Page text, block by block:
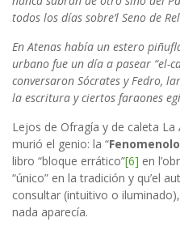
todos los días sobre’l Seno de
En Atenas había un estero
urbano fue un día a pasear “el-
conversaron Sócrates y Fedro,
la escritura y ciertos faraones
Lejos de Ofragía y de caleta
murió el genio: la “
libro “bloque errático”[6] en
“único” en la tradición y qu’el
consultar (intuitivo o
nada aparecía.